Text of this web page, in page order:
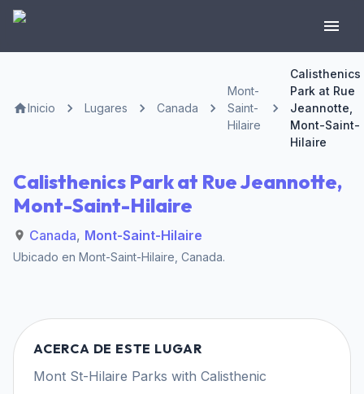
Inicio Lugares Canada
Mont-
Saint-
Hilaire
Calisthenics
Park at Rue
Jeannotte,
Mont-Saint-
Hilaire
Calisthenics Park at Rue Jeannotte,
Mont-Saint-Hilaire
Canada, Mont-Saint-Hilaire
Ubicado en Mont-Saint-Hilaire Canada.
ACERCA DE ESTE LUGAR
Mont St-Hilaire Parks with Calisthenic